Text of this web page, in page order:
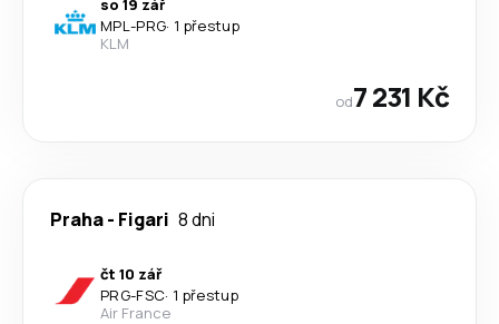
so 19 zář
MPL-PRG· 1 přestup
KLM
od7 231 Kč
Praha- Figari 8 dni
čt 10 zář
PRG-FSC· 1 přestup
Air France